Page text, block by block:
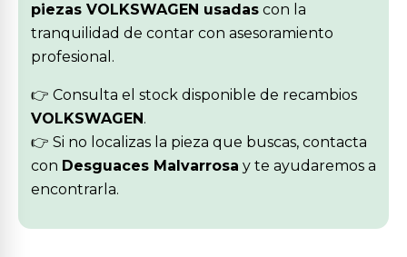
piezas VOLKSWAGEN usadas con la
tranquilidad de contar con asesoramiento
profesional.
👉 Consulta el stock disponible de recambios
VOLKSWAGEN.
👉 Si no localizas la pieza que buscas, contacta
con Desguaces Malvarrosa y te ayudaremos a
encontrarla.